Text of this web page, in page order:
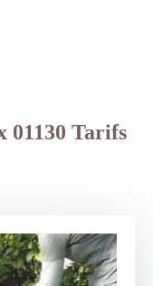
01130 Tarifs